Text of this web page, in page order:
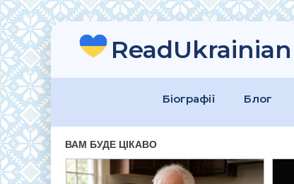
ReadUkrainian
Біографії Блог